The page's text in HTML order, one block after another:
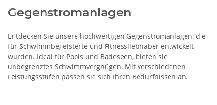
Gegenstromanlagen
Entdecken Sie unsere hochwertigen Gegenstromanlagen, die
für Schwimmbegeisterte und Fitnessliebhaber entwickelt
wurden. Ideal für Pools und Badeseen, bieten sie
unbegrenztes Schwimmvergnügen. Mit verschiedenen
Leistungsstufen passen sie sich Ihren Bedürfnissen an.